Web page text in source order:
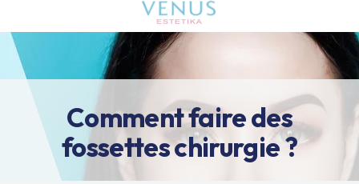
Comment faire des
fossettes chirurgie ?